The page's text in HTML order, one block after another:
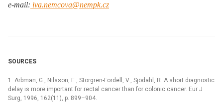
e-mail: iva.nemcova@nempk.cz
SOURCES
1. Arbman, G., Nilsson, E., Störgren-Fordell, V., Sjödahl, R. A short diagnostic
delay is more important for rectal cancer than for colonic cancer. Eur J
Surg, 1996, 162(11), p. 899–904.